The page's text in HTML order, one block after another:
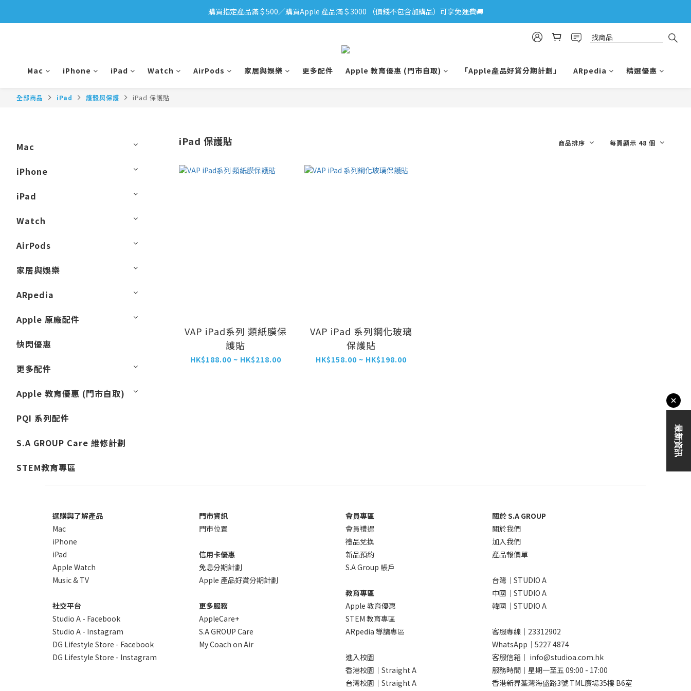
iPhone 17 系列新登場！立即訂購
購買指定產品滿＄500／購買Apple 產品滿＄3000 （價錢不包含加購品）可享免運費🚚
Mac iPhone iPad Watch AirPods 家居與娛樂 更多配件 Apple 教育優惠 (門市自取) 「Apple產品好賞分期計劃」 ARpedia 精選優惠
全部商品 iPad 護殼與保護 iPad 保護貼
Mac
iPhone
iPad
Watch
AirPods
家居與娛樂
ARpedia
Apple 原廠配件
快閃優惠
更多配件
Apple 教育優惠 (門市自取)
PQI 系列配件
S.A GROUP Care 維修計劃
STEM教育專區
iPad 保護貼 商品排序 每頁顯示 48 個
VAP iPad系列 類紙膜保
護貼
HK$188.00 ~ HK$218.00
VAP iPad 系列鋼化玻璃
保護貼
HK$158.00 ~ HK$198.00
選購與了解產品
Mac
iPhone
iPad
Apple Watch
Music & TV
社交平台
Studio A - Facebook
Studio A - Instagram
DG Lifestyle Store - Facebook
DG Lifestyle Store - Instagram
門市資訊
門市位置
信用卡優惠
免息分期計劃
Apple 產品好賞分期計劃
更多服務
AppleCare+
S.A GROUP Care
My Coach on Air
會員專區
會員禮遇
禮品兌換
新品預約
S.A Group 帳戶
教育專區
Apple 教育優惠
STEM 教育專區
ARpedia 導讀專區
進入校園
香港校園｜Straight A
台灣校園｜Straight A
關於 S.A GROUP
關於我們
加入我們
產品報價單
台灣｜STUDIO A
中國｜STUDIO A
韓國｜STUDIO A
客服專線｜23312902
WhatsApp｜ 5227 4874
客服信箱｜ info@studioa.com.hk
服務時間｜星期一至五 09:00 - 17:00
香港新界荃灣海盛路3號 TML廣場35樓 B6室